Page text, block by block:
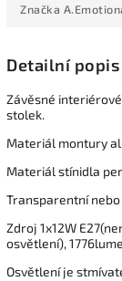
Značka
Detailní
Závěsné
stolek.
Materiál montury
Materiál stínidla
Transparentní
Zdroj 1x12W
osvětlení),
Osvětlení je